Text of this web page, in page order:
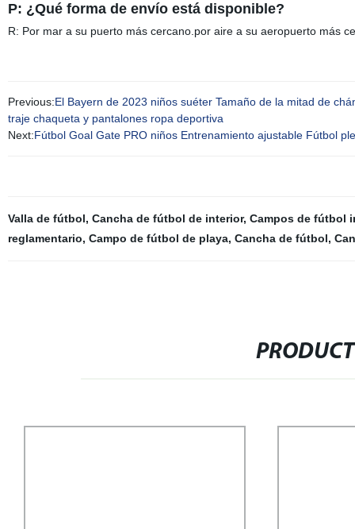
P: ¿Qué forma de envío está disponible?
R: Por mar a su puerto más cercano.por aire a su aeropuerto más
Previous:El Bayern de 2023 niños suéter Tamaño de la mitad de
traje chaqueta y pantalones ropa deportiva
Next:Fútbol Goal Gate PRO niños Entrenamiento ajustable Fútbol
Valla de fútbol, Cancha de fútbol de interior, Campos de fútbol
reglamentario, Campo de fútbol de playa, Cancha de fútbol,